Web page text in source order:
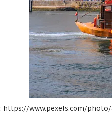
https://www.pexels.com/